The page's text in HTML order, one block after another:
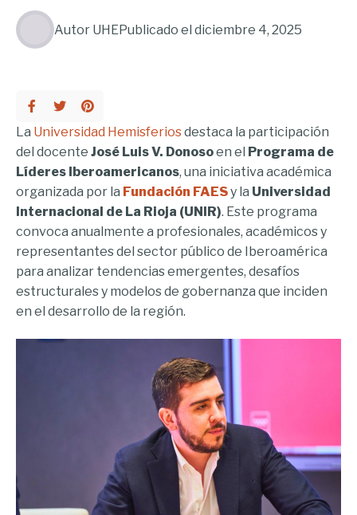
Autor UHEPublicado el diciembre 4, 2025
La Universidad Hemisferiosdestaca la participación
del docente José Luis V. Donosoen el Programa de
Líderes Iberoamericanos, una iniciativa académica
organizada por la Fundación FAESy la Universidad
Internacional de La Rioja (UNIR). Este programa
convoca anualmente a profesionales, académicos y
representantes del sector público de Iberoamérica
para analizar tendencias emergentes, desafíos
estructurales y modelos de gobernanza que inciden
en el desarrollo de la región.